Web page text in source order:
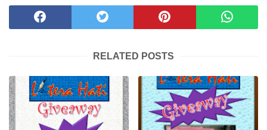
RELATED POSTS